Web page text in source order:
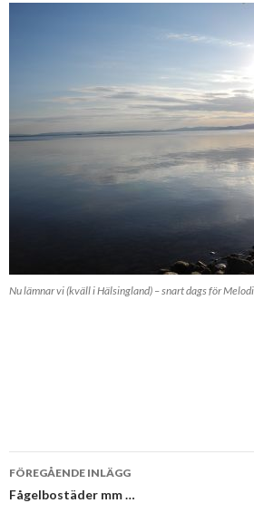
Nu lämnar vi (kväll i Hälsingland) – snart dags för
Inläggsnavigering
FÖREGÅENDE INLÄGG
Fågelbostäder mm …